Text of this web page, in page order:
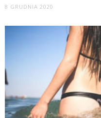
8 GRUDNIA 2020